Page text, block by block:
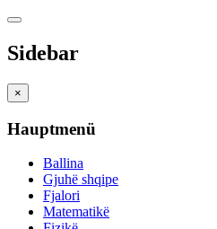
Sidebar
×
Hauptmenü
Ballina
Gjuhë shqipe
Fjalori
Matematikë